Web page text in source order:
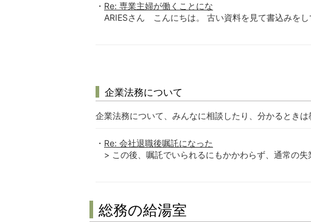
Re: 専業主婦が働くことにな
ARIESさん こんにちは。 古い資料を見て書込みを
企業法務について
企業法務について、みんなに相談したり、分かるとき
Re: 会社退職後嘱託になった
> この後、嘱託でいられるにもかかわらず、通常の
総務の給湯室